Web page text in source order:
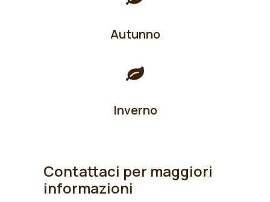
Autunno
Inverno
Contattaci per maggiori
informazioni